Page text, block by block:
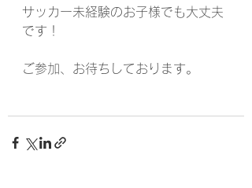
サッカー未経験のお子様でも大丈夫
です！
ご参加、お待ちしております。